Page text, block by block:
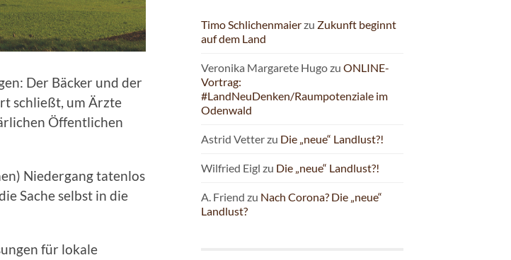
Der Bäcker und der
schließt, um Ärzte
Öffentlichen
Niedergang tatenlos
Sache selbst in die
für lokale
Timo Schlichenmaierzu Zukunft beginnt
auf dem Land
Veronika Margarete Hugozu ONLINE-
Vortrag:
#LandNeuDenken/Raumpotenziale im
Odenwald
Astrid Vetterzu Die „neue“ Landlust?!
Wilfried Eigl zu Die „neue“ Landlust?!
A. Friend zu Nach Corona? Die „neue“
Landlust?